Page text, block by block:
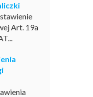
Art. 19a